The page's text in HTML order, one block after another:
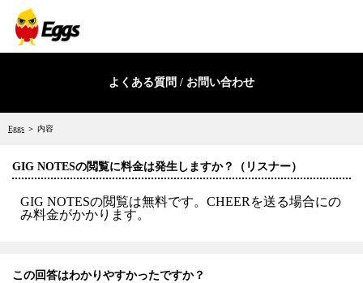
よくある質問 / お問い合わせ
Eggs ＞ 内容
GIG NOTESの閲覧に料金は発生しますか？（リスナー）
GIG NOTESの閲覧は無料です。CHEERを送る場合にの
み料金がかかります。
この回答はわかりやすかったですか？